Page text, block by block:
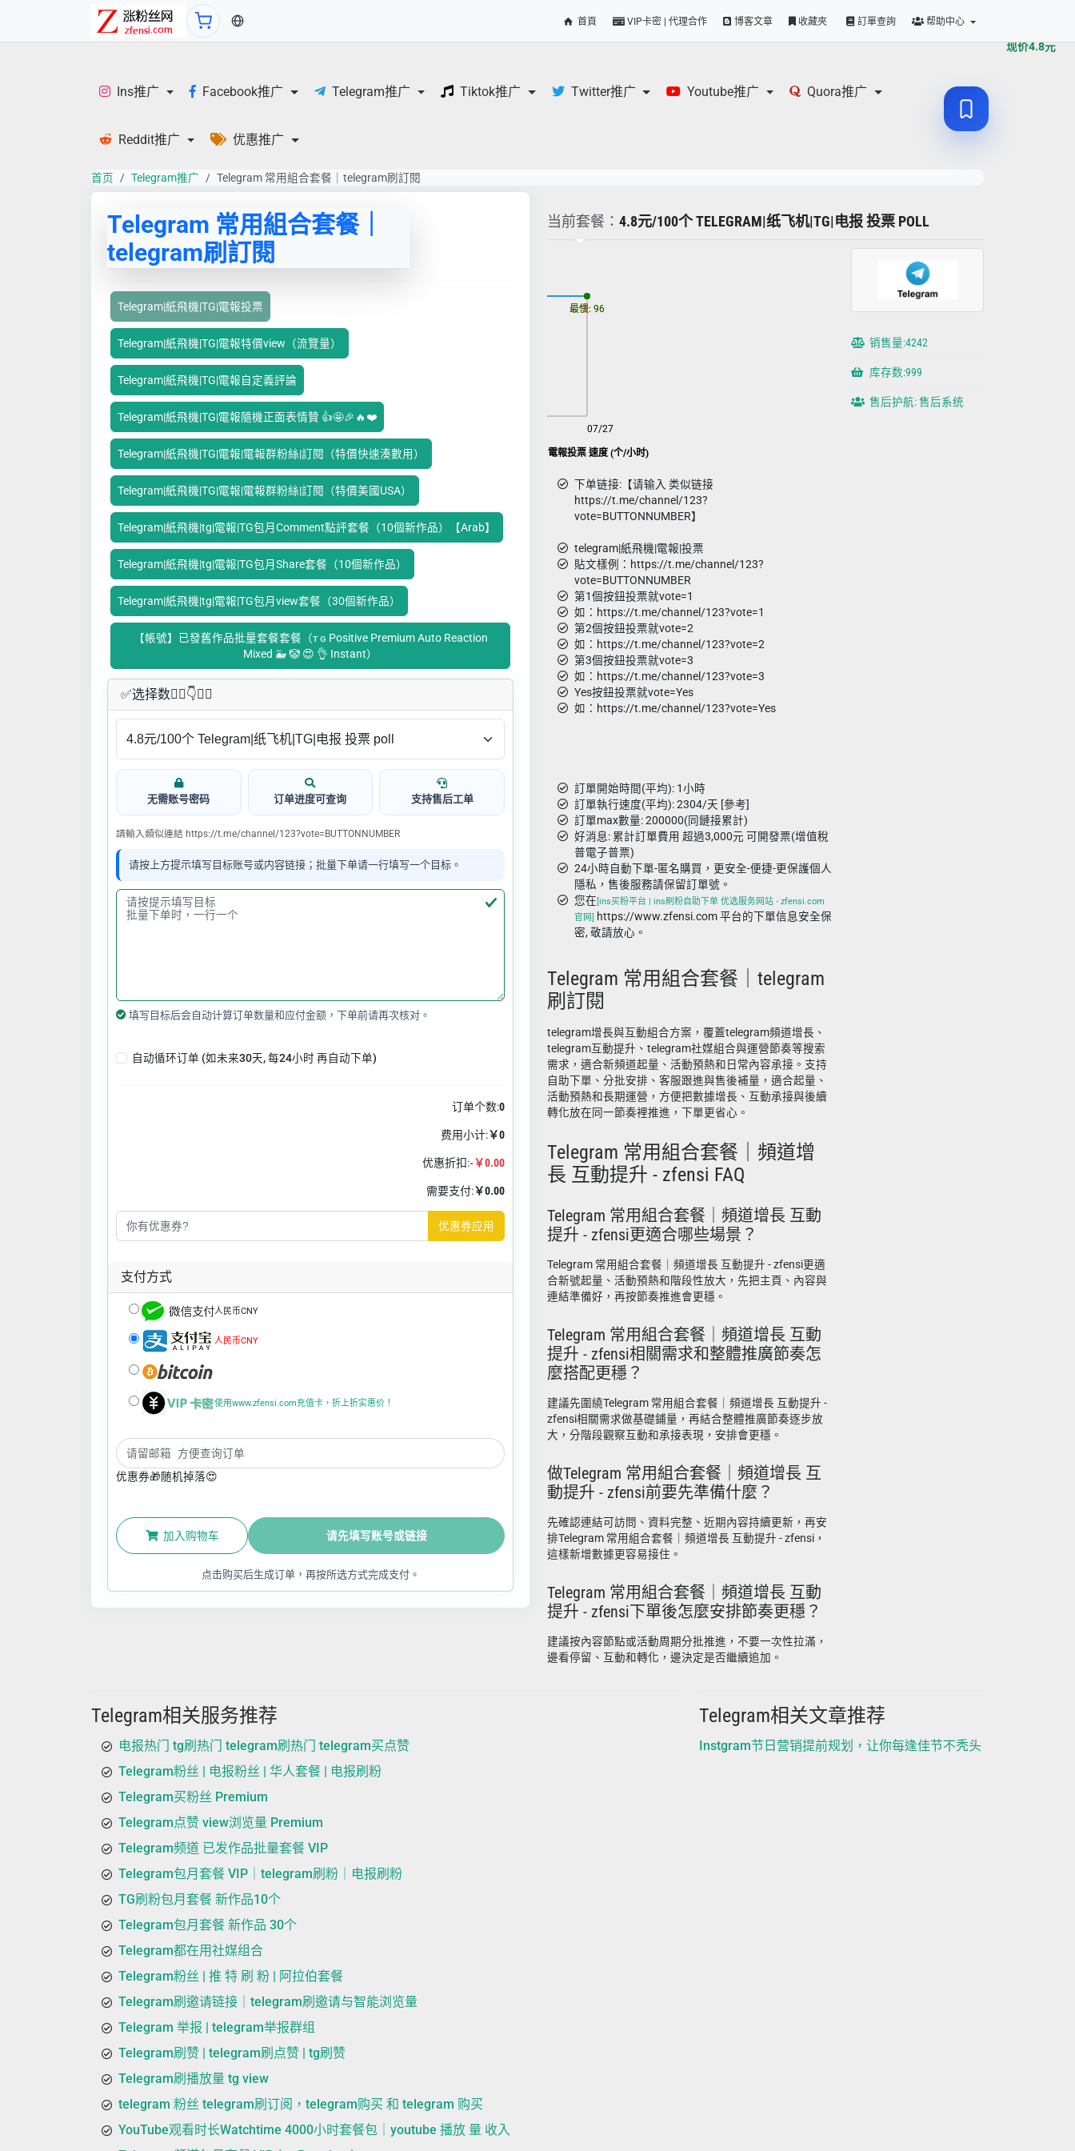
当前语言：繁体 首頁 VIP卡密 | 代理合作 博客文章 收藏夾 訂單查詢 帮助中心
Ins推广 Facebook推广 Telegram推广 Tiktok推广 Twitter推广 Youtube推广 Quora推广
Reddit推广 优惠推广
首页 Telegram推广 Telegram 常用組合套餐｜telegram刷訂閱
Telegram 常用組合套餐｜
telegram刷訂閱
Telegram|紙飛機|TG|電報投票
Telegram|紙飛機|TG|電報特價view（流覽量）
Telegram|紙飛機|TG|電報自定義評論
Telegram|紙飛機|TG|電報隨機正面表情贊 👍🤩🎉🔥❤️
Telegram|紙飛機|TG|電報|電報群粉絲|訂閱（特價快速湊數用）
Telegram|紙飛機|TG|電報|電報群粉絲|訂閱（特價美國USA）
Telegram|紙飛機|tg|電報|TG包月Comment點評套餐（10個新作品）【Arab】
Telegram|紙飛機|tg|電報|TG包月Share套餐（10個新作品）
Telegram|紙飛機|tg|電報|TG包月view套餐（30個新作品）
【帳號】已發舊作品批量套餐套餐（ᴛ ɢ Positive Premium Auto Reaction
Mixed 🐳 🤡 😍 👌 Instant）
✅​选择数👇🏻​​👇👇🏻​​
无需账号密码 订单进度可查询 支持售后工单
請輸入類似連結 https://t.me/channel/123?vote=BUTTONNUMBER
请按上方提示填写目标账号或内容链接；批量下单请一行填写一个目标。
填写目标后会自动计算订单数量和应付金额，下单前请再次核对。
自动循环订单 (如未来30天, 每24小时 再自动下单)
订单个数:0
费用小计:￥0
优惠折扣:-￥0.00
需要支付:￥0.00
优惠券应用
支付方式
人民币CNY
人民币CNY
使用www.zfensi.com充值卡，折上折实惠价！
优惠券🎁随机掉落😍
加入购物车 请先填写账号或链接
点击购买后生成订单，再按所选方式完成支付。
现价4.8元
当前套餐： 4.8元/100个 TELEGRAM|纸飞机|TG|电报 投票 POLL
Telegram|紙飛機|TG|電報投票 速度 (个/小时)
07/27
最慢: 96
最快: 96
下单链接:【请输入 类似链接
https://t.me/channel/123?
vote=BUTTONNUMBER】
telegram|紙飛機|電報|投票
貼文樣例：https://t.me/channel/123?
vote=BUTTONNUMBER
第1個按鈕投票就vote=1
如：https://t.me/channel/123?vote=1
第2個按鈕投票就vote=2
如：https://t.me/channel/123?vote=2
第3個按鈕投票就vote=3
如：https://t.me/channel/123?vote=3
Yes按鈕投票就vote=Yes
如：https://t.me/channel/123?vote=Yes
訂單開始時間(平均): 1小時
訂單執行速度(平均): 2304/天 [參考]
訂單max數量: 200000(同鏈接累計)
好消息: 累計訂單費用 超過3,000元 可開發票(增值稅
普電子普票)
24小時自動下單-匿名購買，更安全-便捷-更保護個人
隱私，售後服務請保留訂單號。
您在[ins买粉平台 | ins刷粉自助下单 优选服务网站 - zfensi.com
官网] https://www.zfensi.com 平台的下單信息安全保
密, 敬請放心。
Telegram 常用組合套餐｜telegram
刷訂閱
telegram增長與互動組合方案，覆蓋telegram頻道增長、
telegram互動提升、telegram社媒組合與運營節奏等搜索
需求，適合新頻道起量、活動預熱和日常內容承接。支持
自助下單、分批安排、客服跟進與售後補量，適合起量、
活動預熱和長期運營，方便把數據增長、互動承接與後續
轉化放在同一節奏裡推進，下單更省心。
Telegram 常用組合套餐｜頻道增
長 互動提升 - zfensi FAQ
Telegram 常用組合套餐｜頻道增長 互動
提升 - zfensi更適合哪些場景？
Telegram 常用組合套餐｜頻道增長 互動提升 - zfensi更適
合新號起量、活動預熱和階段性放大，先把主頁、內容與
連結準備好，再按節奏推進會更穩。
Telegram 常用組合套餐｜頻道增長 互動
提升 - zfensi相關需求和整體推廣節奏怎
麼搭配更穩？
建議先圍繞Telegram 常用組合套餐｜頻道增長 互動提升 -
zfensi相關需求做基礎鋪量，再結合整體推廣節奏逐步放
大，分階段觀察互動和承接表現，安排會更穩。
做Telegram 常用組合套餐｜頻道增長 互
動提升 - zfensi前要先準備什麼？
先確認連結可訪問、資料完整、近期內容持續更新，再安
排Telegram 常用組合套餐｜頻道增長 互動提升 - zfensi，
這樣新增數據更容易接住。
Telegram 常用組合套餐｜頻道增長 互動
提升 - zfensi下單後怎麼安排節奏更穩？
建議按內容節點或活動周期分批推進，不要一次性拉滿，
邊看停留、互動和轉化，邊決定是否繼續追加。
销售量:4242
库存数:999
售后护航: 售后系统
Telegram相关服务推荐
电报热门 tg刷热门 telegram刷热门 telegram买点赞
Telegram粉丝 | 电报粉丝 | 华人套餐 | 电报刷粉
Telegram买粉丝 Premium
Telegram点赞 view浏览量 Premium
Telegram频道 已发作品批量套餐 VIP
Telegram包月套餐 VIP｜telegram刷粉｜电报刷粉
TG刷粉包月套餐 新作品10个
Telegram包月套餐 新作品 30个
Telegram都在用社媒组合
Telegram粉丝 | 推 特 刷 粉 | 阿拉伯套餐
Telegram刷邀请链接｜telegram刷邀请与智能浏览量
Telegram 举报 | telegram举报群组
Telegram刷赞 | telegram刷点赞 | tg刷赞
Telegram刷播放量 tg view
telegram 粉丝 telegram刷订阅，telegram购买 和 telegram 购买
YouTube观看时长Watchtime 4000小时套餐包｜youtube 播放 量 收入
Telegram相关文章推荐
Instgram节日营销提前规划，让你每逢佳节不秃头